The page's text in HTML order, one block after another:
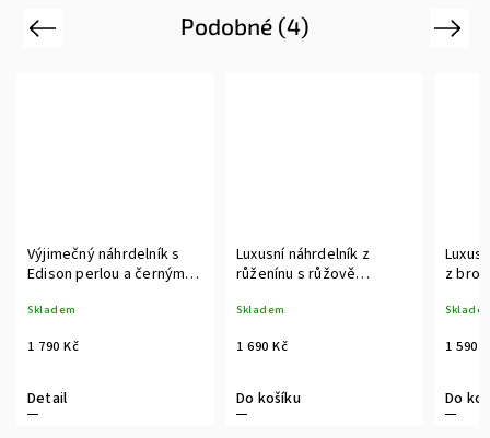
Podobné (4)
Previous
náhrdelník s
perlou a černým
s růžovým
Luxusní náhrdelník z
růženínu s růžově
Luxusní dámský
z broušených
pozlaceným
Next